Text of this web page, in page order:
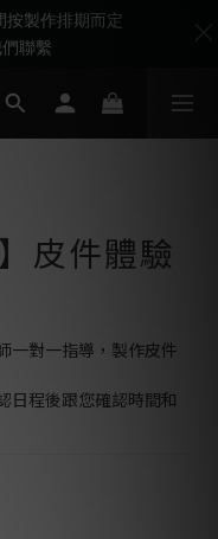
皮件體驗
一對一指導，製作皮件
日程後跟您確認時間和
製作排期而定
聯繫